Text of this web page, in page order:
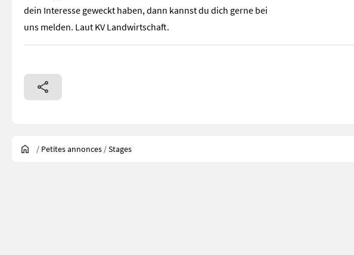
dein Interesse geweckt haben, dann kannst du dich gerne bei
uns melden. Laut KV Landwirtschaft.
/ Petites annonces /Stages